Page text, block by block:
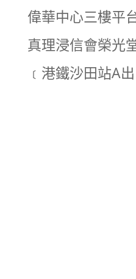
偉華中心三樓平
真理浸信會榮光
﹝港鐵沙田站A出